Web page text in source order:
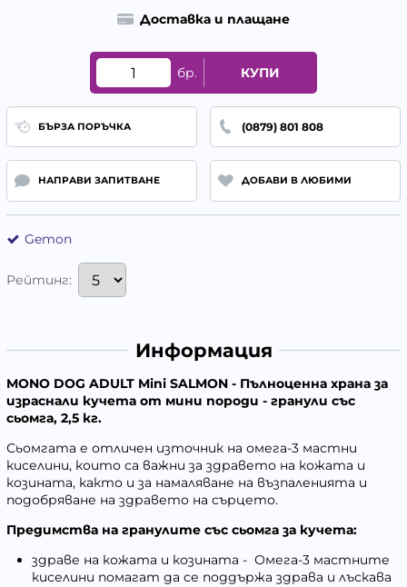
Доставка и плащане
бр. КУПИ
БЪРЗА ПОРЪЧКА (0879) 801 808
НАПРАВИ ЗАПИТВАНЕ ДОБАВИ В ЛЮБИМИ
Gemon
Рейтинг:
Информация
MONO DOG ADULT Mini SALMON - Пълноценна храна за
израснали кучета от мини породи - гранули със
сьомга, 2,5 кг.
Сьомгата е отличен източник на омега-3 мастни
киселини, които са важни за здравето на кожата и
козината, както и за намаляване на възпаленията и
подобряване на здравето на сърцето.
Предимства на гранулите със сьомга за кучета:
здраве на кожата и козината - Омега-3 мастните
киселини помагат да се поддържа здрава и лъскава